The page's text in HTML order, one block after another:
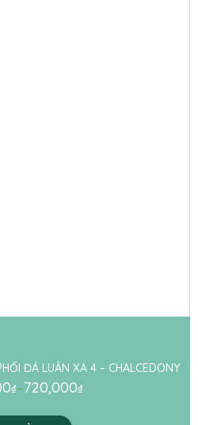
ĐÁ LUÂN XA 4 – CHALCEDONY
₫–720,000₫